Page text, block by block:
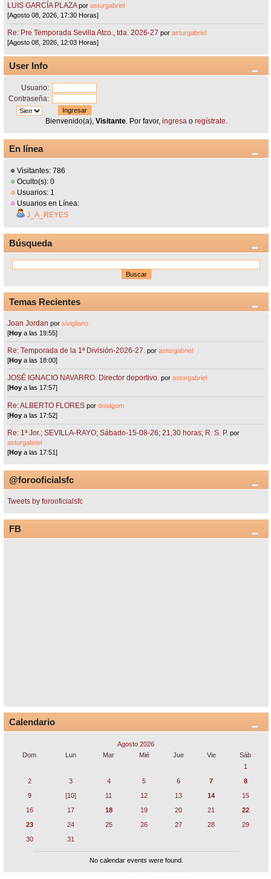
LUIS GARCÍA PLAZA porasturgabriel
[Agosto 08, 2026, 17:30 Horas]
Re: Pre Temporada Sevilla Atco., tda. 2026-27 porasturgabriel
[Agosto 08, 2026, 12:03 Horas]
User Info
Usuario:
Contraseña:
Bienvenido(a), Visitante. Por favor, ingresao regístrate.
En línea
Visitantes: 786
Oculto(s): 0
Usuarios: 1
Usuarios en Línea:
J_A_REYES
Búsqueda
Temas Recientes
Joan Jordan porsivigliano
[Hoy a las 19:55]
Re: Temporada de la 1ª División-2026-27. porasturgabriel
[Hoy a las 18:00]
JOSÉ IGNACIO NAVARRO. Director deportivo. porasturgabriel
[Hoy a las 17:57]
Re: ALBERTO FLORES pordrodgom
[Hoy a las 17:52]
Re: 1ª Jor.; SEVILLA-RAYO; Sábado-15-08-26; 21,30 horas; R. S. P. por
asturgabriel
[Hoy a las 17:51]
@forooficialsfc
Tweets by forooficialsfc
FB
Calendario
Agosto 2026
Dom
Lun Mar Mié Jue Vie
Sáb
1
2
3 4 5 6 7
8
9
[10] 11 12 13 14
15
16
17 18 19 20 21
22
23
24 25 26 27 28
29
30
31
No calendar events were found.